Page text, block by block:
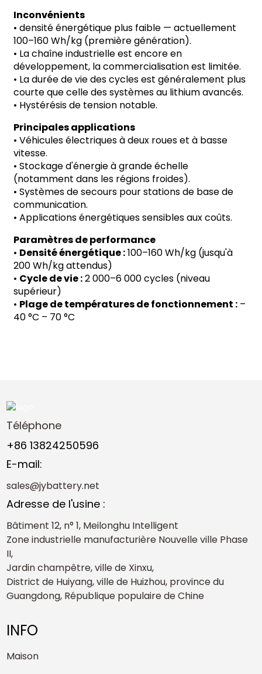
Inconvénients
• densité énergétique plus faible — actuellement
100–160 Wh/kg (première génération).
• La chaîne industrielle est encore en
développement, la commercialisation est limitée.
• La durée de vie des cycles est généralement plus
courte que celle des systèmes au lithium avancés.
• Hystérésis de tension notable.
Principales applications
• Véhicules électriques à deux roues et à basse
vitesse.
• Stockage d'énergie à grande échelle
(notamment dans les régions froides).
• Systèmes de secours pour stations de base de
communication.
• Applications énergétiques sensibles aux coûts.
Paramètres de performance
• Densité énergétique :100–160 Wh/kg (jusqu'à
200 Wh/kg attendus)
• Cycle de vie :2 000–6 000 cycles (niveau
supérieur)
• Plage de températures de fonctionnement :–
40°C – 70°C
Téléphone
+86 13824250596
E-mail:
sales@jybattery.net
Adresse de l'usine :
Bâtiment 12, n° 1, Meilonghu Intelligent
Zone industrielle manufacturière Nouvelle ville Phase
II,
Jardin champêtre, ville de Xinxu,
District de Huiyang, ville de Huizhou, province du
Guangdong, République populaire de Chine
INFO
Maison